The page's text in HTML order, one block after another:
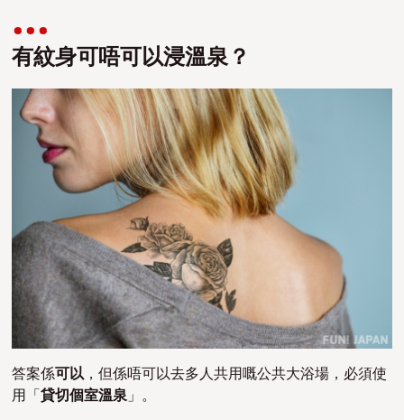
有紋身可唔可以浸溫泉？
答案係可以，但係唔可以去多人共用嘅公共大浴場，必須使
用「貸切個室溫泉」。